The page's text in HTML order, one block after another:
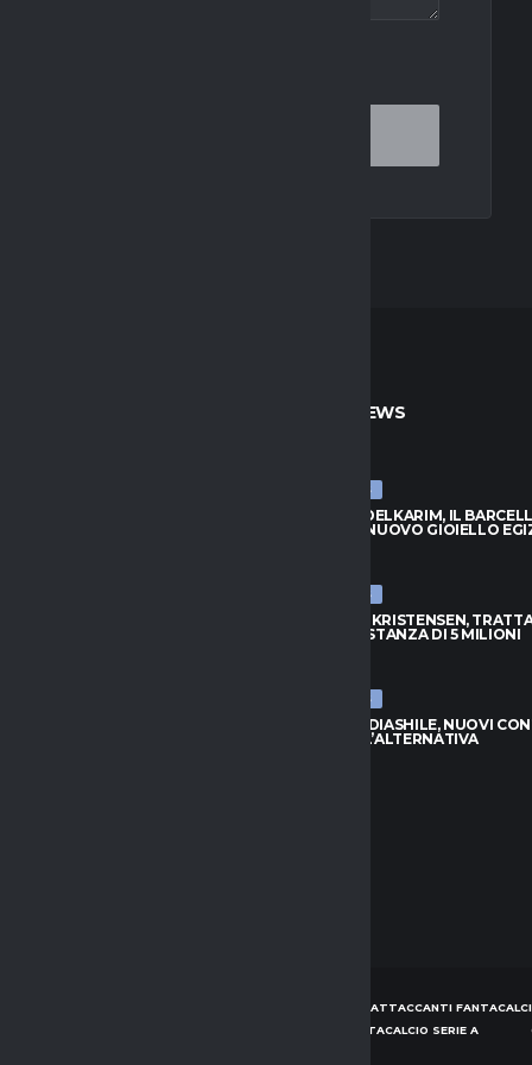
THE NEXT TIME I COMMENT.
ULTIME NEWS
ULTIME NEWS
HAMZA ABDELKARIM, IL
SCOPRE IL NUOVO GIOIELLO
ULTIME NEWS
ATALANTA-KRISTENSEN,
APERTA: DISTANZA DI 5 MILIONI
ULTIME NEWS
NAPOLI-BADIASHILE, NUOVI
AGUERD È L’ALTERNATIVA
CONSIGLI ATTACCANTI
CONSIGLI DIFENSORI FANTACALCIO SERIE A